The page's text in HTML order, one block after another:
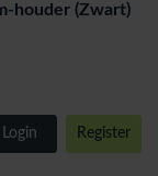
houder (Zwart)
Login Register